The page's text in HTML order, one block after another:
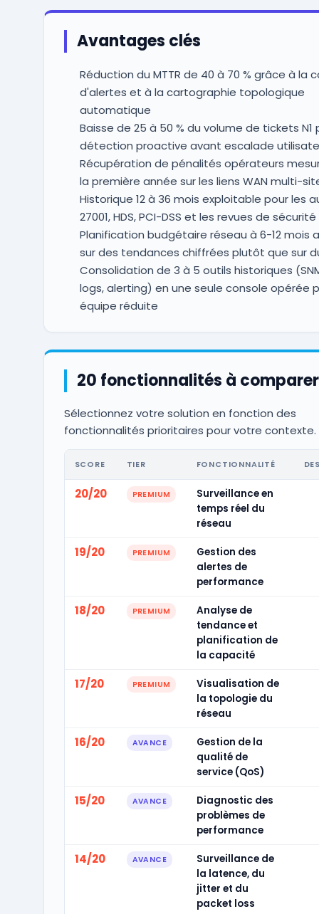
Avantages clés
Réduction du MTTR de 40 à 70 % grâce à la
d'alertes et à la cartographie topologique
automatique
Baisse de 25 à 50 % du volume de tickets N1
détection proactive avant escalade
Récupération de pénalités opérateurs
la première année sur les liens WAN multi-
Historique 12 à 36 mois exploitable pour les
27001, HDS, PCI-DSS et les revues de sécurité
Planification budgétaire réseau à 6-12 mois
sur des tendances chiffrées plutôt que sur
Consolidation de 3 à 5 outils historiques
logs, alerting) en une seule console opérée
équipe réduite
20 fonctionnalités à comparer
Sélectionnez votre solution en fonction des
fonctionnalités prioritaires pour votre contexte.
SCORE TIER FONCTIONNALITÉ
20/20 PREMIUM
Surveillance en
temps réel du
réseau
19/20 PREMIUM
Gestion des
alertes de
performance
18/20 PREMIUM
Analyse de
tendance et
planification de
la capacité
17/20 PREMIUM
Visualisation de
la topologie du
réseau
16/20 AVANCE
Gestion de la
qualité de
service (QoS)
15/20 AVANCE
Diagnostic des
problèmes de
performance
14/20 AVANCE
Surveillance de
la latence, du
jitter et du
packet loss